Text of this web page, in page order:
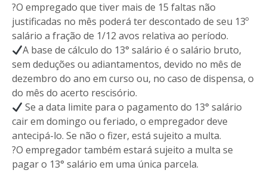
?O empregado que tiver mais de 15 faltas não
justificadas no mês poderá ter descontado de seu 13º
salário a fração de 1/12 avos relativa ao período.
A base de cálculo do 13° salário é o salário bruto,
sem deduções ou adiantamentos, devido no mês de
dezembro do ano em curso ou, no caso de dispensa, o
do mês do acerto rescisório.
Se a data limite para o pagamento do 13° salário
cair em domingo ou feriado, o empregador deve
antecipá-lo. Se não o fizer, está sujeito a multa.
?O empregador também estará sujeito a multa se
pagar o 13° salário em uma única parcela.